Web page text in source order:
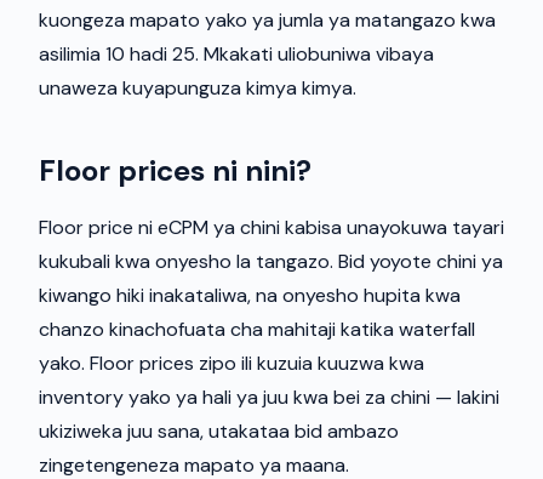
kuongeza mapato yako ya jumla ya matangazo kwa
asilimia 10 hadi 25. Mkakati uliobuniwa vibaya
unaweza kuyapunguza kimya kimya.
Floor prices ni nini?
Floor price ni eCPM ya chini kabisa unayokuwa tayari
kukubali kwa onyesho la tangazo. Bid yoyote chini ya
kiwango hiki inakataliwa, na onyesho hupita kwa
chanzo kinachofuata cha mahitaji katika waterfall
yako. Floor prices zipo ili kuzuia kuuzwa kwa
inventory yako ya hali ya juu kwa bei za chini — lakini
ukiziweka juu sana, utakataa bid ambazo
zingetengeneza mapato ya maana.